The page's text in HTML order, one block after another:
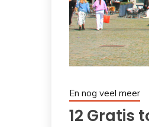
En nog veel meer
12 Gratis